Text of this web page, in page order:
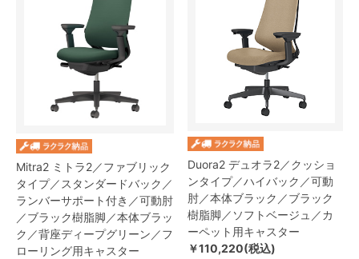
Mitra2 ミトラ2／ファブリック
タイプ／スタンダードバック／
ランバーサポート付き／可動肘
／ブラック樹脂脚／本体ブラッ
ク／背座ディープグリーン／フ
ローリング用キャスター
Duora2 デュオラ2／クッショ
ンタイプ／ハイバック／可動
肘／本体ブラック／ブラック
樹脂脚／ソフトベージュ／カ
ーペット用キャスター
￥110,220(税込)